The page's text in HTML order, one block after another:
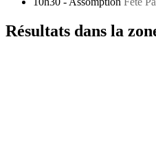
Résultats dans la